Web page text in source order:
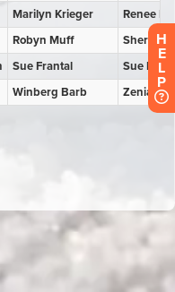
H
E
L
P